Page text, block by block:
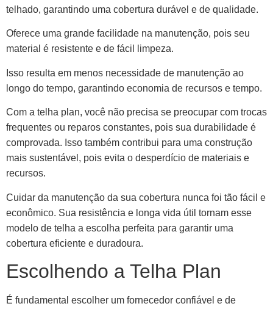
telhado, garantindo uma cobertura durável e de qualidade.
Oferece uma grande facilidade na manutenção, pois seu
material é resistente e de fácil limpeza.
Isso resulta em menos necessidade de manutenção ao
longo do tempo, garantindo economia de recursos e tempo.
Com a telha plan, você não precisa se preocupar com trocas
frequentes ou reparos constantes, pois sua durabilidade é
comprovada. Isso também contribui para uma construção
mais sustentável, pois evita o desperdício de materiais e
recursos.
Cuidar da manutenção da sua cobertura nunca foi tão fácil e
econômico. Sua resistência e longa vida útil tornam esse
modelo de telha a escolha perfeita para garantir uma
cobertura eficiente e duradoura.
Escolhendo a Telha Plan
É fundamental escolher um fornecedor confiável e de